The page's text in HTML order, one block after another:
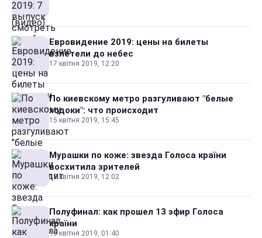
Евровидение 2019: цены на билеты
взлетели до небес
17 квітня 2019, 12:20
По киевскому метро разгуливают "белые
ходоки": что происходит
15 квітня 2019, 15:45
Мурашки по коже: звезда Голоса країни
восхитила зрителей
15 квітня 2019, 12:02
Полуфинал: как прошел 13 эфир Голоса
країни
15 квітня 2019, 01:40